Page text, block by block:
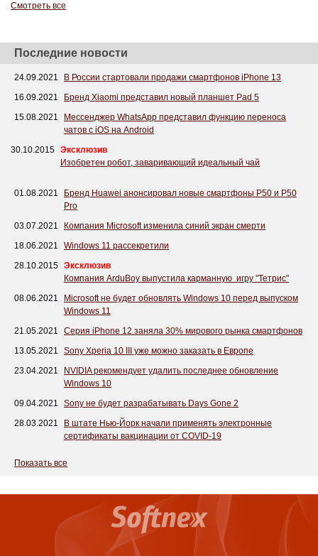
Смотреть все
Последние новости
24.09.2021
В России стартовали продажи смартфонов iPhone 13
16.09.2021
Бренд Xiaomi представил новый планшет Pad 5
15.08.2021
Мессенджер WhatsApp представил функцию переноса
чатов с iOS на Android
30.10.2015 Эксклюзив
Изобретен робот, заваривающий идеальный чай
01.08.2021
Бренд Huawei анонсировал новые смартфоны P50 и P50
Pro
03.07.2021
Компания Microsoft изменила синий экран смерти
18.06.2021
Windows 11 рассекретили
28.10.2015 Эксклюзив
Компания ArduBoy выпустила карманную игру "Тетрис"
08.06.2021
Microsoft не будет обновлять Windows 10 перед выпуском
Windows 11
21.05.2021
Серия iPhone 12 заняла 30% мирового рынка смартфонов
13.05.2021
Sony Xperia 10 III уже можно заказать в Европе
23.04.2021
NVIDIA рекомендует удалить последнее обновление
Windows 10
09.04.2021
Sony не будет разрабатывать Days Gone 2
28.03.2021
В штате Нью-Йорк начали применять электронные
сертификаты вакцинации от COVID-19
Показать все